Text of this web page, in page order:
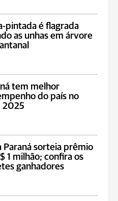
pintada é flagrada
as unhas em árvore
tem melhor
do país no
2025
Paraná sorteia prêmio
1 milhão; confira os
ganhadores